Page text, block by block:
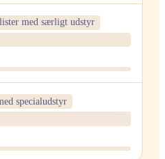
med særligt udstyr
specialudstyr